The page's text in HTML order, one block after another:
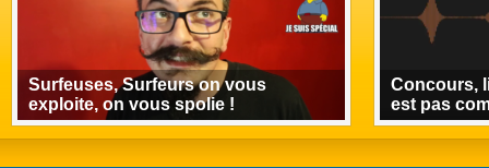
Surfeuses, Surfeurs on vous
exploite, on vous spolie !
Concours,
est pas